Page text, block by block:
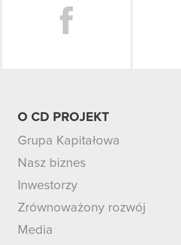
O CD PROJEKT
Grupa Kapitałowa
Nasz biznes
Inwestorzy
Zrównoważony rozwój
Media